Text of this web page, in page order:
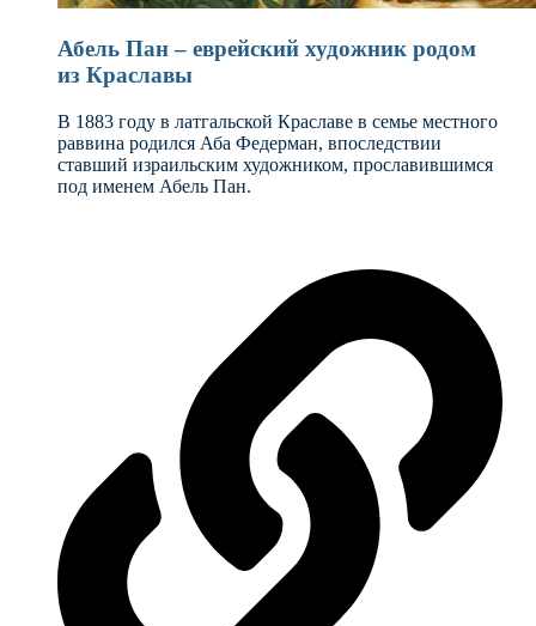
Абель Пан – еврейский художник родом
из Краславы
В 1883 году в латгальской Краславе в семье местного
раввина родился Аба Федерман, впоследствии
ставший израильским художником, прославившимся
под именем Абель Пан.